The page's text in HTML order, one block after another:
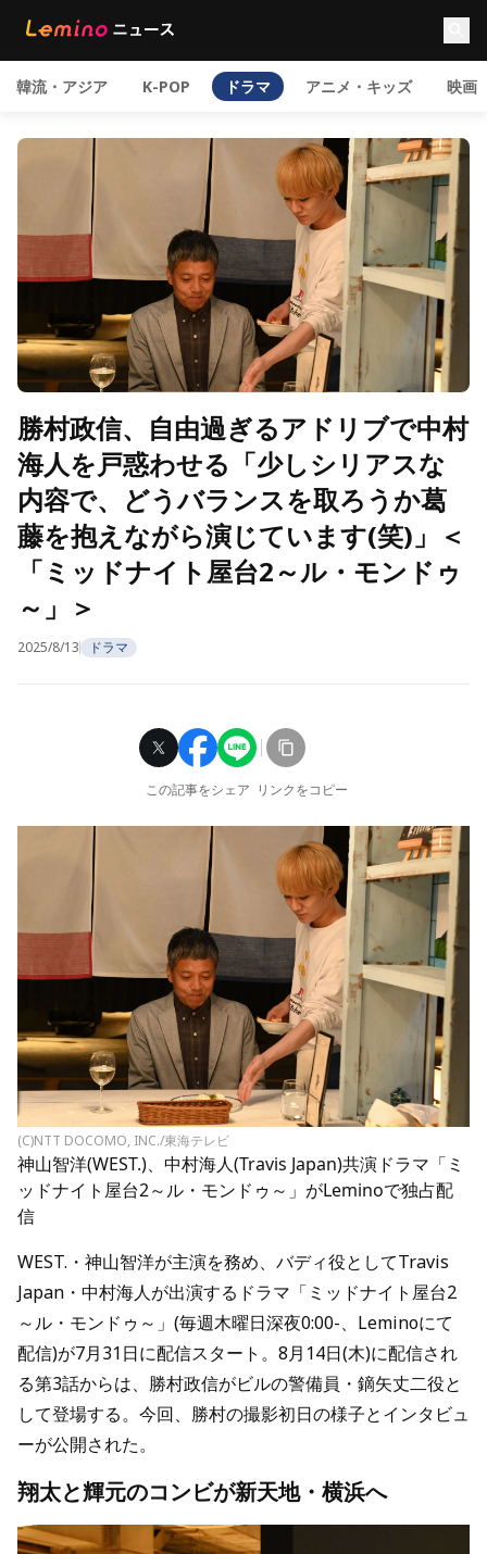
韓流・アジア K-POP ドラマ アニメ・キッズ 映画
勝村政信、自由過ぎるアドリブで中村
海人を戸惑わせる「少しシリアスな
内容で、どうバランスを取ろうか葛
藤を抱えながら演じています(笑)」＜
「ミッドナイト屋台2～ル・モンドゥ
～」＞
2025/8/13 ドラマ
この記事をシェア リンクをコピー
(C)NTT DOCOMO, INC./東海テレビ
神山智洋(WEST.)、中村海人(Travis Japan)共演ドラマ「ミ
ッドナイト屋台2～ル・モンドゥ～」がLeminoで独占配
信
WEST.・神山智洋が主演を務め、バディ役としてTravis
Japan・中村海人が出演するドラマ「ミッドナイト屋台2
～ル・モンドゥ～」(毎週木曜日深夜0:00-、Leminoにて
配信)が7月31日に配信スタート。8月14日(木)に配信され
る第3話からは、勝村政信がビルの警備員・鏑矢丈二役と
して登場する。今回、勝村の撮影初日の様子とインタビュ
ーが公開された。
翔太と輝元のコンビが新天地・横浜へ